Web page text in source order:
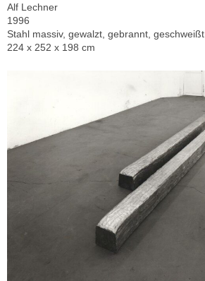
Alf Lechner
1996
Stahl massiv, gewalzt, gebrannt, geschweißt
224 x 252 x 198 cm